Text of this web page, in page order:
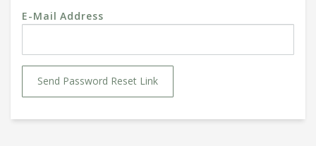
E-Mail Address
Send Password Reset Link